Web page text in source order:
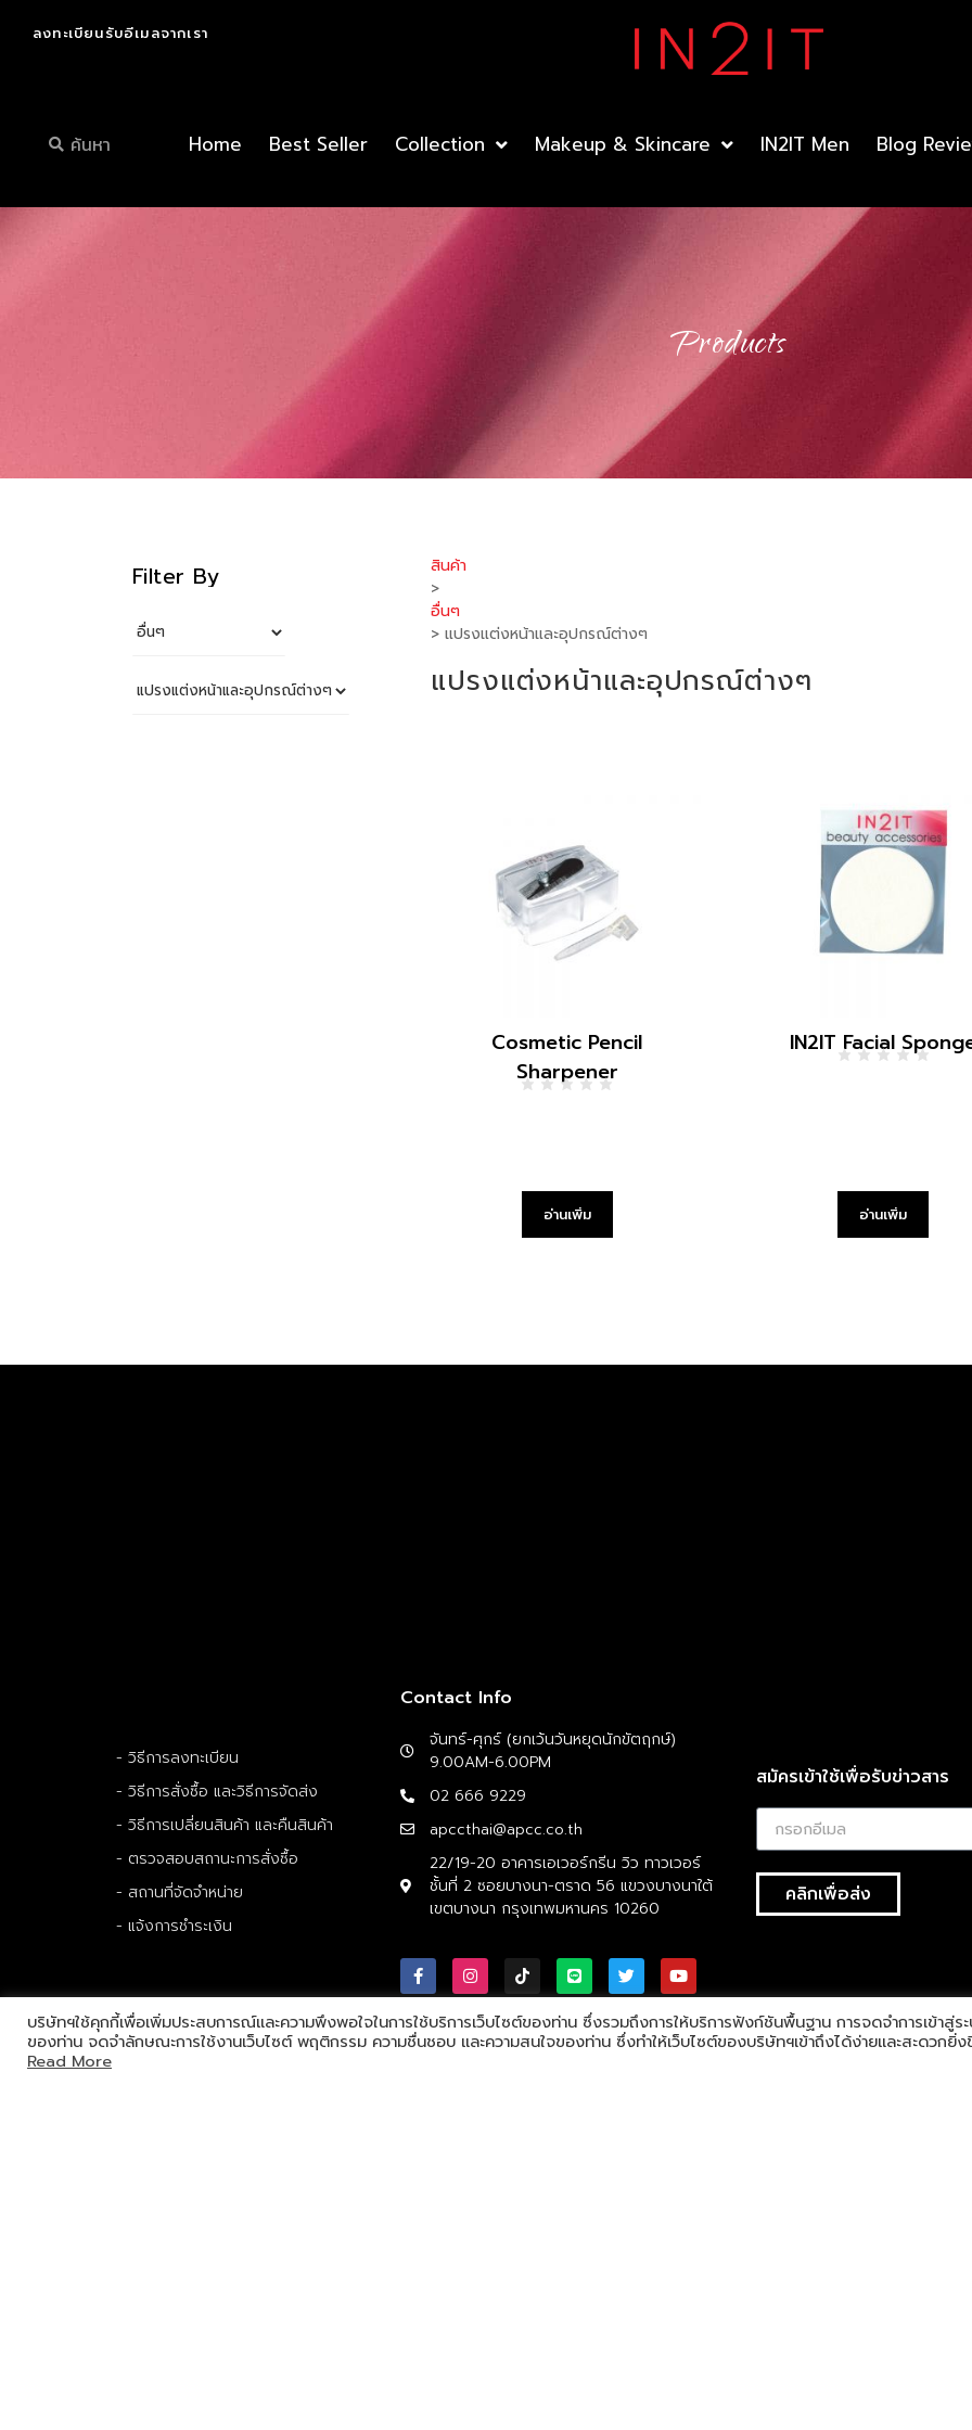
ลงทะเบียนรับอีเมลจากเรา
Home Best Seller Collection Makeup & Skincare IN2IT Men Blog
Products
Filter By
สินค้า
>
อื่นๆ
> แปรงแต่งหน้าและอุปกรณ์ต่างๆ
แปรงแต่งหน้าและอุปกรณ์ต่างๆ
Cosmetic Pencil
Sharpener
อ่านเพิ่ม
IN2IT Facial
อ่านเพิ่ม
- วิธีการลงทะเบียน
- วิธีการสั่งซื้อ และวิธีการจัดส่ง
- วิธีการเปลี่ยนสินค้า และคืนสินค้า
- ตรวจสอบสถานะการสั่งซื้อ
- สถานที่จัดจำหน่าย
- แจ้งการชำระเงิน
Contact Info
จันทร์-ศุกร์ (ยกเว้นวันหยุดนักขัตฤกษ์)
9.00AM-6.00PM
02 666 9229
apccthai@apcc.co.th
22/19-20 อาคารเอเวอร์กรีน วิว ทาวเวอร์
ชั้นที่ 2 ซอยบางนา-ตราด 56 แขวงบางนาใต้
เขตบางนา กรุงเทพมหานคร 10260
สมัครเข้าใช้เพื่อรับข่าวสาร
คลิกเพื่อส่ง
บริษัทฯใช้คุกกี้เพื่อเพิ่มประสบการณ์และความพึงพอใจในการใช้บริการเว็บไซต์ของท่าน ซึ่งรวมถึงการให้บริการฟังก์ชันพื้นฐาน การจดจำการเข้าสู่ร
ของท่าน จดจำลักษณะการใช้งานเว็บไซต์ พฤติกรรม ความชื่นชอบ และความสนใจของท่าน ซึ่งทำให้เว็บไซต์ของบริษัทฯเข้าถึงได้ง่ายและสะดวกยิ่
Read More